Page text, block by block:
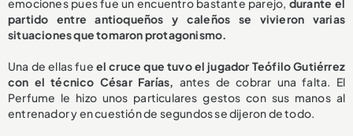
emociones pues fue un encuentro bastante parejo, durante el
partido entre antioqueños y caleños se vivieron varias
situaciones que tomaron protagonismo.
Una de ellas fue el cruce que tuvo el jugador Teófilo Gutiérrez
con el técnico César Farías, antes de cobrar una falta. El
Perfume le hizo unos particulares gestos con sus manos al
entrenador y en cuestión de segundos se dijeron de todo.